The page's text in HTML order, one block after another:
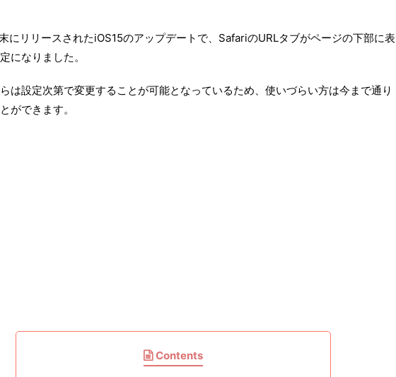
にリリースされたiOS15のアップデートで、SafariのURLタブがページの下部に表
になりました。
は設定次第で変更することが可能となっているため、使いづらい方は今まで通り
ができます。
Contents